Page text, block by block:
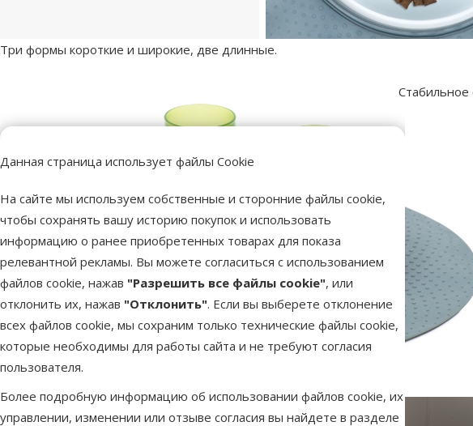
Данная страница использует файлы Cookie
На сайте мы используем собственные и сторонние файлы cookie,
чтобы сохранять вашу историю покупок и использовать
информацию о ранее приобретенных товарах для показа
релевантной рекламы. Вы можете согласиться с использованием
файлов cookie, нажав "Разрешить все файлы cookie", или
отклонить их, нажав "Отклонить". Если вы выберете отклонение
всех файлов cookie, мы сохраним только технические файлы cookie,
которые необходимы для работы сайта и не требуют согласия
пользователя.
Более подробную информацию об использовании файлов cookie, их
управлении, изменении или отзыве согласия вы найдете в разделе
Три формы короткие и широкие, две длинные.
Стабильное